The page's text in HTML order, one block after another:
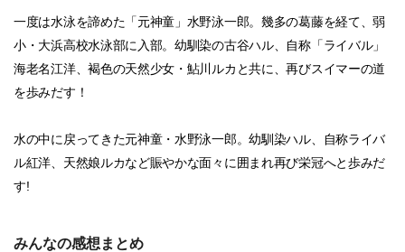
一度は水泳を諦めた「元神童」水野泳一郎。幾多の葛藤を経て、弱
小・大浜高校水泳部に入部。幼馴染の古谷ハル、自称「ライバル」
海老名江洋、褐色の天然少女・鮎川ルカと共に、再びスイマーの道
を歩みだす！
水の中に戻ってきた元神童・水野泳一郎。幼馴染ハル、自称ライバ
ル紅洋、天然娘ルカなど賑やかな面々に囲まれ再び栄冠へと歩みだ
す!
みんなの感想まとめ